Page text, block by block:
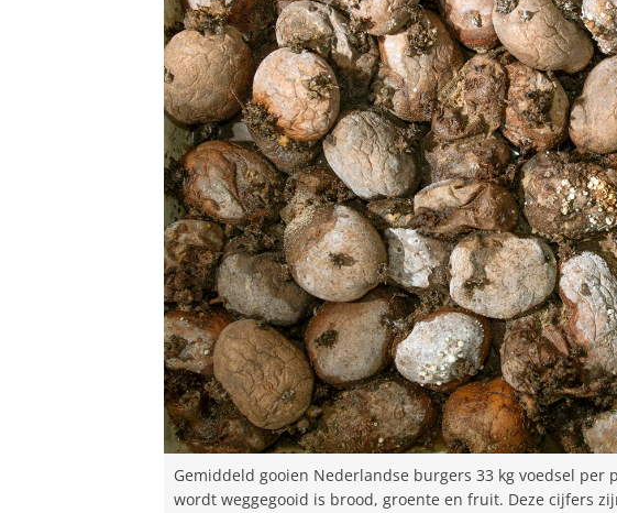
Gemiddeld gooien Nederlandse burgers 33 kg voedsel per
wordt weggegooid is brood, groente en fruit. Deze cijfers